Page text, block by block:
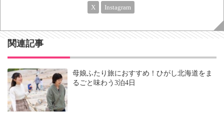
X Instagram
関連記事
母娘ふたり旅におすすめ！ひがし北海道をま
るごと味わう3泊4日